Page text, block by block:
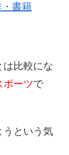
・書籍
は比較にな
ポーツで
うという気